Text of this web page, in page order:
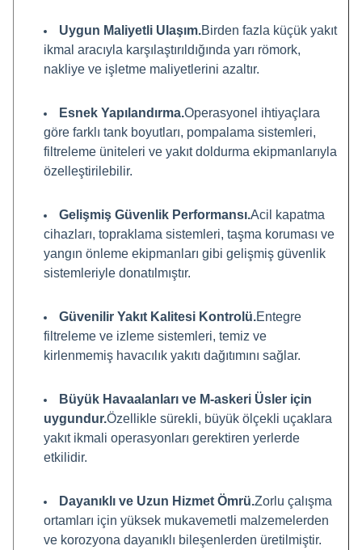
Uygun Maliyetli Ulaşım.Birden fazla küçük yakıt
ikmal aracıyla karşılaştırıldığında yarı römork,
nakliye ve işletme maliyetlerini azaltır.
Esnek Yapılandırma.Operasyonel ihtiyaçlara
göre farklı tank boyutları, pompalama sistemleri,
filtreleme üniteleri ve yakıt doldurma ekipmanlarıyla
özelleştirilebilir.
Gelişmiş Güvenlik Performansı.Acil kapatma
cihazları, topraklama sistemleri, taşma koruması ve
yangın önleme ekipmanları gibi gelişmiş güvenlik
sistemleriyle donatılmıştır.
Güvenilir Yakıt Kalitesi Kontrolü.Entegre
filtreleme ve izleme sistemleri, temiz ve
kirlenmemiş havacılık yakıtı dağıtımını sağlar.
Büyük Havaalanları ve M-askeri Üsler için
uygundur.Özellikle sürekli, büyük ölçekli uçaklara
yakıt ikmali operasyonları gerektiren yerlerde
etkilidir.
Dayanıklı ve Uzun Hizmet Ömrü.Zorlu çalışma
ortamları için yüksek mukavemetli malzemelerden
ve korozyona dayanıklı bileşenlerden üretilmiştir.